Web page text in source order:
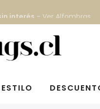
todo Chile continental
ESTILO